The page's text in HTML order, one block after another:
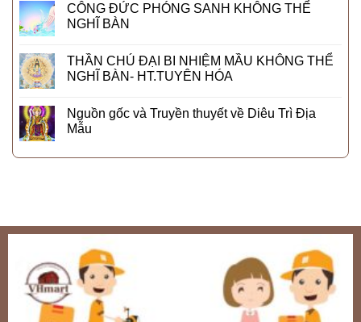
CÔNG ĐỨC PHÓNG SANH KHÔNG THỂ
NGHĨ BÀN
THẦN CHÚ ĐẠI BI NHIỆM MẦU KHÔNG THỂ
NGHĨ BÀN- HT.TUYÊN HÓA
Nguồn gốc và Truyền thuyết về Diêu Trì Địa
Mẫu